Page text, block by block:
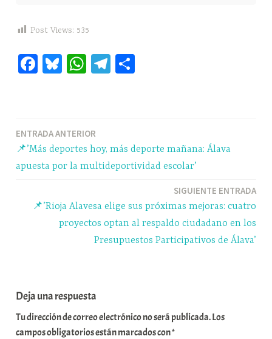
Post Views: 535
Fa Bl W
pp
Te
m rti
r
Navegación
ENTRADA ANTERIOR
📌’Más deportes hoy, más deporte mañana: Álava
apuesta por la multideportividad escolar’
SIGUIENTE ENTRADA
📌’Rioja Alavesa elige sus próximas mejoras: cuatro
proyectos optan al respaldo ciudadano en los
Presupuestos Participativos de Álava’
Deja una respuesta
Tu dirección de correo electrónico no será publicada.Los
campos obligatorios están marcados con*